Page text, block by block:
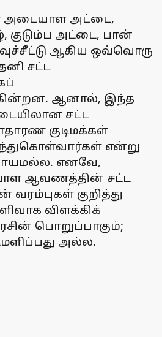
அடையாள அட்டை,
குடும்ப அட்டை, பான்
ஆகிய ஒவ்வொரு
சட்ட
ஆனால், இந்த
சட்ட
குடிமக்கள்
என்று
எனவே,
ஆவணத்தின் சட்ட
குறித்து
விளக்கிக்
பொறுப்பாகும்;
அல்ல.